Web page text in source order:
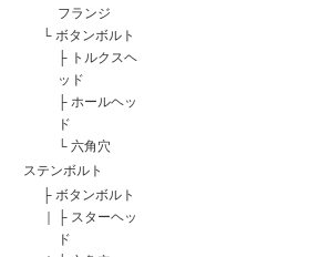
フランジ
└ ボタンボルト
├ トルクスヘ
ッド
├ ホールヘッ
ド
└ 六角穴
ステンボルト
├ ボタンボルト
｜
├ スターヘッ
ド